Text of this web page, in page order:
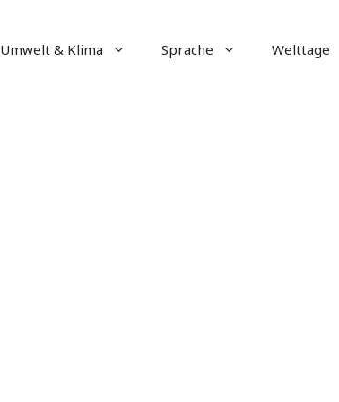
Umwelt & Klima Sprache Welttage